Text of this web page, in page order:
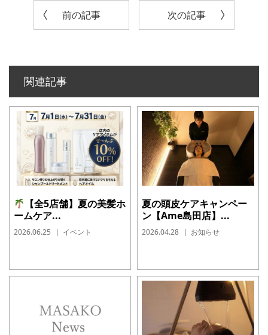
前の記事 次の記事
関連記事
【全5店舗】夏の美髪ホ
ームケア...
2026.06.25 イベント
夏の頭皮ケアキャンペー
ン【Ame島田店】...
2026.04.28 お知らせ